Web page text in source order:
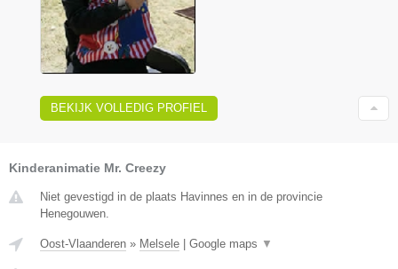
BEKIJK VOLLEDIG PROFIEL
Kinderanimatie Mr. Creezy
Niet gevestigd in de plaats Havinnes en in de provincie
Henegouwen.
Oost-Vlaanderen » Melsele Google maps ▼